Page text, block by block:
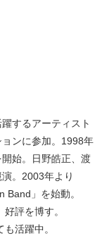
するアーティスト
ンに参加。1998年
始。日野皓正、渡
。2003年より
Band」を始動。
評を博す。
活躍中。